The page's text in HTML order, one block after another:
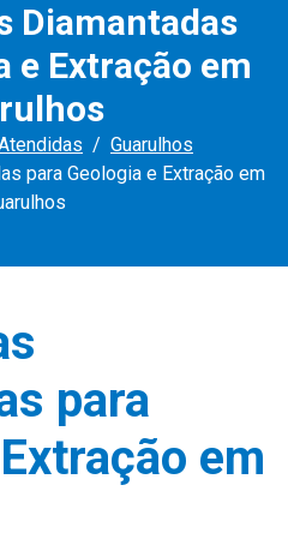
Diamantadas
e Extração em
Guarulhos
para Geologia e Extração em
para
em